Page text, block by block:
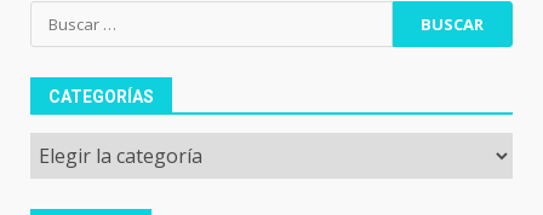
Buscar:
CATEGORÍAS
Categorías